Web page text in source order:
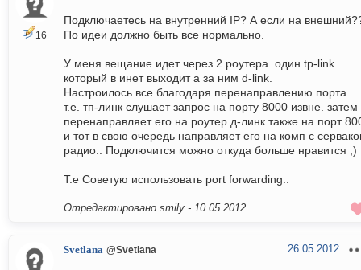
16
Подключаетесь на внутренний IP? А если на
По идеи должно быть все нормально.
У меня вещание идет через 2 роутера. один tp-link
который в инет выходит а за ним d-link.
Настроилось все благодаря перенаправлению порта.
т.е. тп-линк слушает запрос на порту 8000 извне. затем
перенаправляет его на роутер д-линк также на порт
и тот в свою очередь направляет его на комп с
радио.. Подключится можно откуда больше нравится ;)
Т.е Советую использовать port forwarding..
Отредактировано smily - 10.05.2012
Svetlana @Svetlana 26.05.2012